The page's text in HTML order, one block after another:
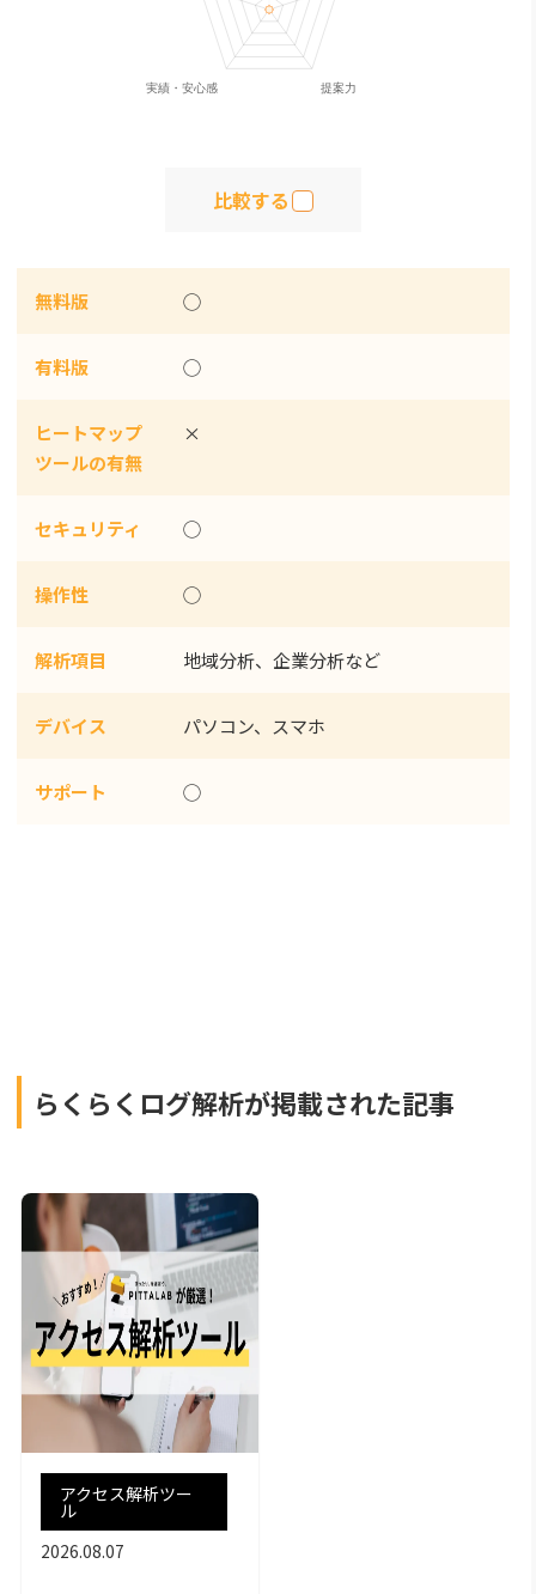
比較する
無料版 ◯
有料版 ◯
ヒートマップ
ツールの有無
×
セキュリティ ◯
操作性 ◯
解析項目 地域分析、企業分析など
デバイス パソコン、スマホ
サポート ◯
らくらくログ解析が掲載された記事
アクセス解析ツー
ル
2026.08.07